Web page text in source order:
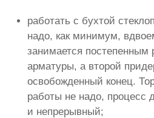
работать с бухтой
надо, как минимум,
занимается постепенным
арматуры, а второй
освобожденный конец.
работы не надо, процесс
и непрерывный;